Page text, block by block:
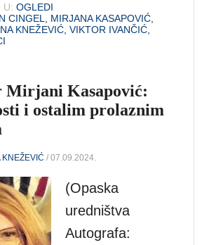
U: OGLEDI
CINGEL MIRJANA KASAPOVIĆ
KNEŽEVIĆ ,VIKTOR IVANČIĆ
Mirjani Kasapović:
i ostalim prolaznim
KNEŽEVIĆ / 07.09.2024.
(Opaska
uredništva
Autografa: